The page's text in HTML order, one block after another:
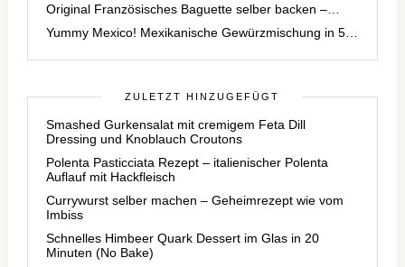
Original Französisches Baguette selber backen –…
Yummy Mexico! Mexikanische Gewürzmischung in 5…
ZULETZT HINZUGEFÜGT
Smashed Gurkensalat mit cremigem Feta Dill
Dressing und Knoblauch Croutons
Polenta Pasticciata Rezept – italienischer Polenta
Auflauf mit Hackfleisch
Currywurst selber machen – Geheimrezept wie vom
Imbiss
Schnelles Himbeer Quark Dessert im Glas in 20
Minuten (No Bake)